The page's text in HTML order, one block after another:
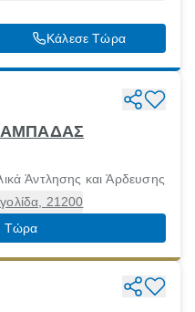
24100
Κάλεσε Τώρα
Άντλησης και Άρδευσης
21200
Τώρα